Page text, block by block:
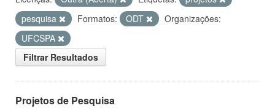
pesquisa
Formatos: ODT
Organizações:
UFCSPA
Filtrar Resultados
Projetos de Pesquisa